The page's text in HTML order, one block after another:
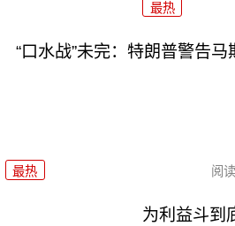
最热
“口水战”未完：特朗普警告马
最热 阅读
为利益斗到